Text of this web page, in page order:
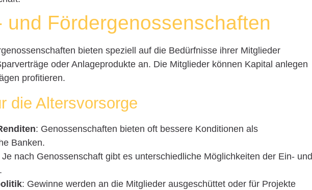
und Fördergenossenschaften
bieten speziell auf die Bedürfnisse ihrer Mitglieder
oder Anlageprodukte an. Die Mitglieder können Kapital anlegen
profitieren.
die Altersvorsorge
: Genossenschaften bieten oft bessere Konditionen als
Banken.
Je nach Genossenschaft gibt es unterschiedliche Möglichkeiten der Ein- und
: Gewinne werden an die Mitglieder ausgeschüttet oder für Projekte